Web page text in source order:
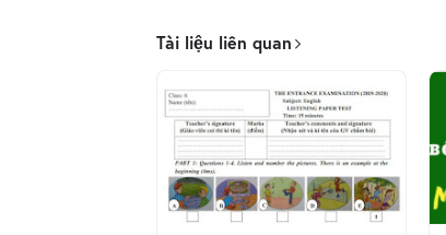
Tài liệu liên quan